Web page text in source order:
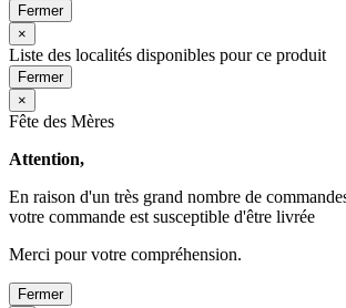
Fermer
×
Liste des localités disponibles pour ce produit
Fermer
×
Fête des Mères
Attention,
En raison d'un très grand nombre de
votre commande est susceptible d'être livrée
Merci pour votre compréhension.
Fermer